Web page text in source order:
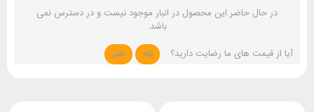
در حال حاضر این محصول در انبار موجود نیست و در دسترس نمی
باشد.
آیا از قیمت های ما رضایت دارید؟
بله خیر